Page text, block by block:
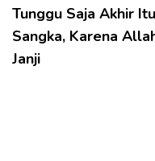
Tunggu Saja Akhir
Sangka, Karena
Janji